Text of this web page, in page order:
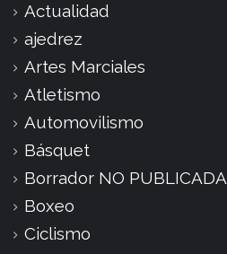
Actualidad
ajedrez
Artes Marciales
Atletismo
Automovilismo
Básquet
Borrador NO PUBLICADA
Boxeo
Ciclismo